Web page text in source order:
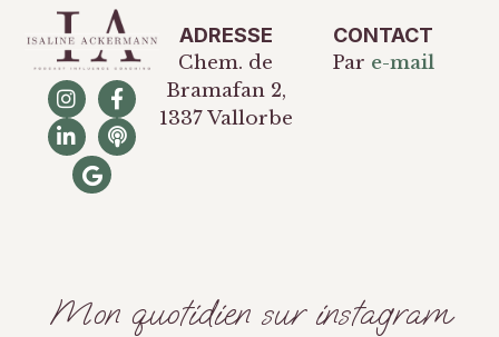
ADRESSE
Chem. de
Bramafan 2,
1337 Vallorbe
CONTACT
Par e-mail
Mon quotidien sur instagram